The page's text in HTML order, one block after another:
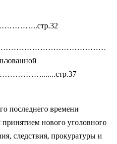
последнего времени
принятием нового уголовного
следствия, прокуратуры и